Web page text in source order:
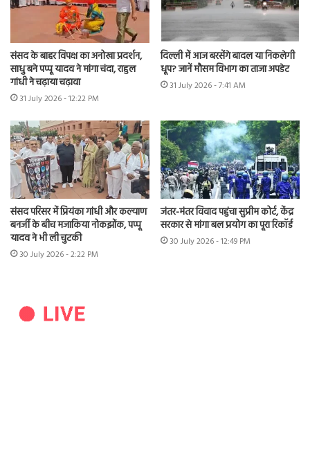
संसद के बाहर विपक्ष का अनोखा प्रदर्शन,
साधु बने पप्पू यादव ने मांगा चंदा, राहुल
गांधी ने चढ़ाया चढ़ावा
31 July 2026 - 12:22 PM
दिल्ली में आज बरसेंगे बादल या निकलेगी
धूप? जानें मौसम विभाग का ताजा अपडेट
31 July 2026 - 7:41 AM
संसद परिसर में प्रियंका गांधी और कल्याण
बनर्जी के बीच मजाकिया नोकझोंक, पप्पू
यादव ने भी ली चुटकी
30 July 2026 - 2:22 PM
जंतर-मंतर विवाद पहुंचा सुप्रीम कोर्ट, केंद्र
सरकार से मांगा बल प्रयोग का पूरा रिकॉर्ड
30 July 2026 - 12:49 PM